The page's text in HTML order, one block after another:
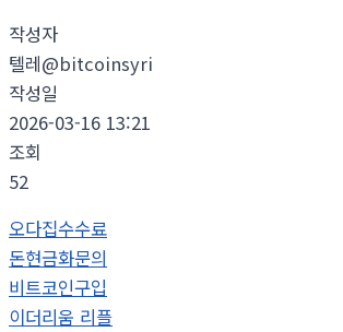
작성자
텔레@bitcoinsyri
작성일
2026-03-16 13:21
조회
52
오다집수수료
돈현금화문의
비트코인구입
이더리움 리플